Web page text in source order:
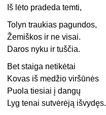
Iš lėto pradeda temti,
Tolyn traukias pagundos,
Žemiškos ir ne visai.
Daros nyku ir tuščia.
Bet staiga netikėtai
Kovas iš medžio viršūnės
Puola tiesiai į dangų
Lyg tenai sutvėrėją išvydęs.